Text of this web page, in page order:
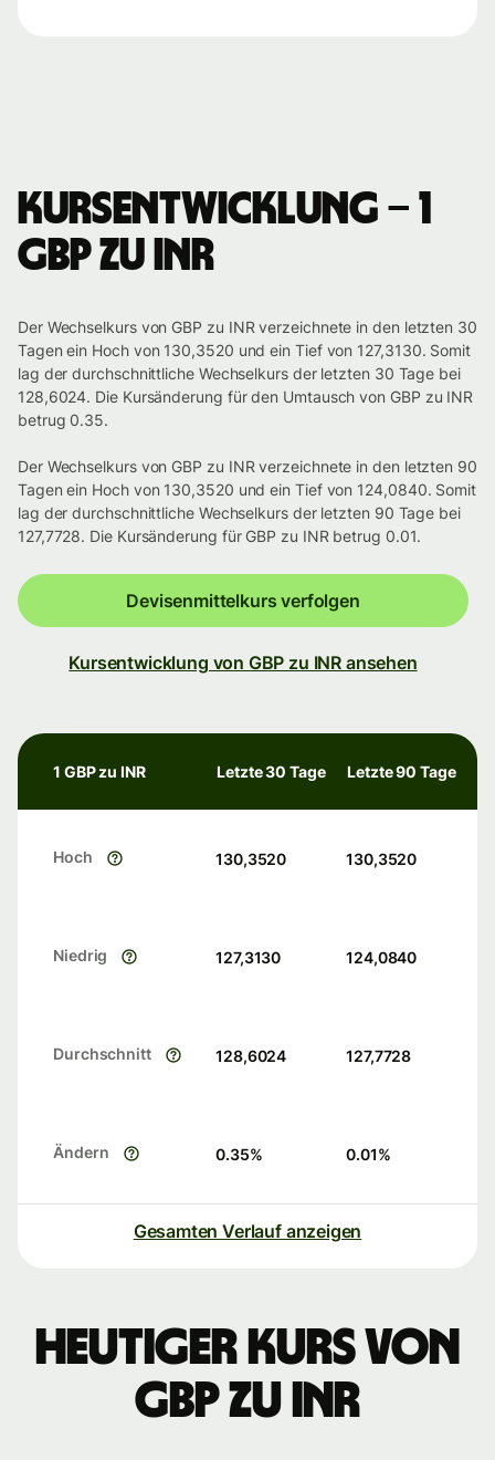
Kursentwicklung – 1
GBP zu INR
Der Wechselkurs von GBP zu INR verzeichnete in den letzten 30
Tagen ein Hoch von 130,3520 und ein Tief von 127,3130. Somit
lag der durchschnittliche Wechselkurs der letzten 30 Tage bei
128,6024. Die Kursänderung für den Umtausch von GBP zu INR
betrug 0.35.
Der Wechselkurs von GBP zu INR verzeichnete in den letzten 90
Tagen ein Hoch von 130,3520 und ein Tief von 124,0840. Somit
lag der durchschnittliche Wechselkurs der letzten 90 Tage bei
127,7728. Die Kursänderung für GBP zu INR betrug 0.01.
Devisenmittelkurs verfolgen
Kursentwicklung von GBP zu INR ansehen
1 GBP zu INR Letzte 30 Tage Letzte 90 Tage
Hoch 130,3520 130,3520
Niedrig 127,3130 124,0840
Durchschnitt 128,6024 127,7728
Ändern 0.35% 0.01%
Gesamten Verlauf anzeigen
Heutiger Kurs von
GBP zu INR